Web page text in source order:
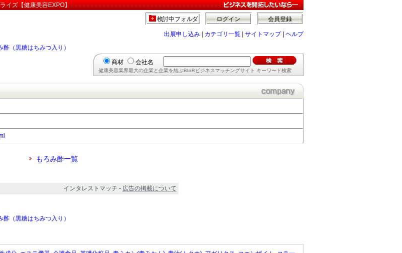
イズ【健康美容EXPO】
会員登録
ログイン
検討中フォルダ
出展申し込み カテゴリ一覧 サイトマップ| ヘルプ
酢（黒糖はちみつ入り）
商材 会社名
健康美容業界最大の企業と企業を結ぶBtoBビジネスマッチングサイト キーワード検索
もろみ酢一覧
インタレストマッチ - 広告の掲載について
酢（黒糖はちみつ入り）